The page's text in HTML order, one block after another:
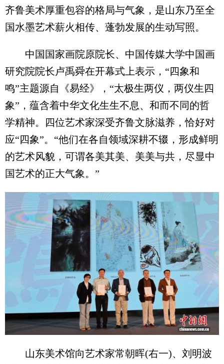
齐鲁美术厚重包容的格局与气象，是山东乃至全
国水墨艺术薪火相传、蓬勃发展的生动写照。
中国国家画院原院长、中国传媒大学中国画
研究院院长卢禹舜在开幕式上表示，“四象和
鸣”主题源自《易经》，“太极生两仪，两仪生四
象”，蕴含着中华文化生生不息、和而不同的哲
学精神。四位艺术家深受齐鲁文脉滋养，恰好对
应“四象”。“他们在各自领域深耕不辍，形成鲜明
的艺术风貌，可谓各美其美、美美与共，尽显中
国艺术的正大气象。”
山东美术馆向艺术家常朝晖(右一)、刘明波